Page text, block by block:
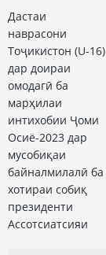
Дастаи
наврасони
Тоҷикистон (U-16)
дар доираи
омодагӣ ба
марҳилаи
интихобии Ҷоми
Осиё-2023 дар
мусобиқаи
байналмилалӣ ба
хотираи собиқ
президенти
Ассотсиатсияи